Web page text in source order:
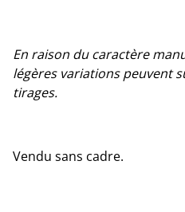
En raison du caractère
légères variations peuvent
tirages.
Vendu sans cadre.